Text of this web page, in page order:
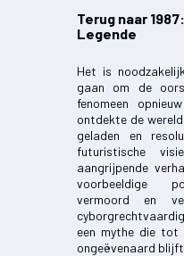
Terug naar
Legende
Het is
gaan om de
fenomeen
ontdekte de wereld
geladen en
futuristische
aangrijpende
voorbeeldige
vermoord en
een mythe die
ongeëvenaard